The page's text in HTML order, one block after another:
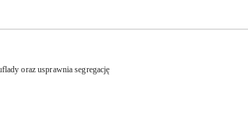
oraz usprawnia segregację